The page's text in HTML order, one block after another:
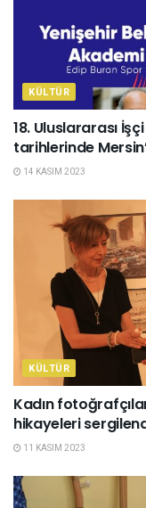
KÜLTÜR
18. Uluslararası
tarihlerinde
14 KASIM 2023
KÜLTÜR
Kadın
hikayeleri
11 KASIM 2023